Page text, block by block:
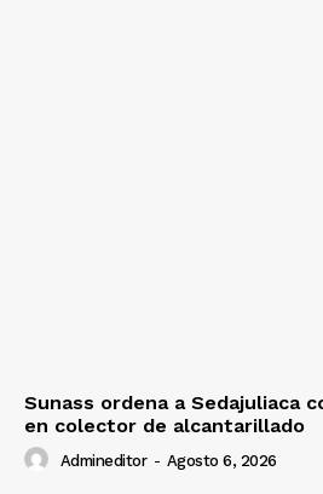
Sunass ordena a Sedajuliaca
en colector de alcantarillado
Admineditor - Agosto 6, 2026